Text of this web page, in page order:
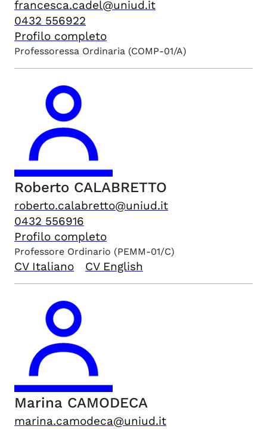
francesca.cadel@uniud.it
0432 556922
Profilo completo
Professoressa Ordinaria (COMP-01/A)
Roberto CALABRETTO
roberto.calabretto@uniud.it
0432 556916
Profilo completo
Professore Ordinario (PEMM-01/C)
CV Italiano CV English
Marina CAMODECA
marina.camodeca@uniud.it